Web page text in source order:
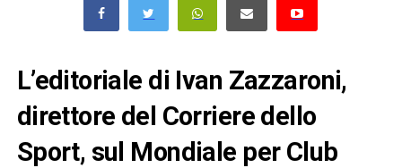
L’editoriale di Ivan Zazzaroni,
direttore del Corriere dello
Sport, sul Mondiale per Club